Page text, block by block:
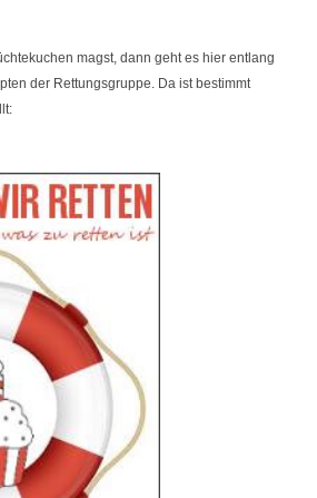
magst, dann geht es hier entlang
der Rettungsgruppe. Da ist bestimmt
: